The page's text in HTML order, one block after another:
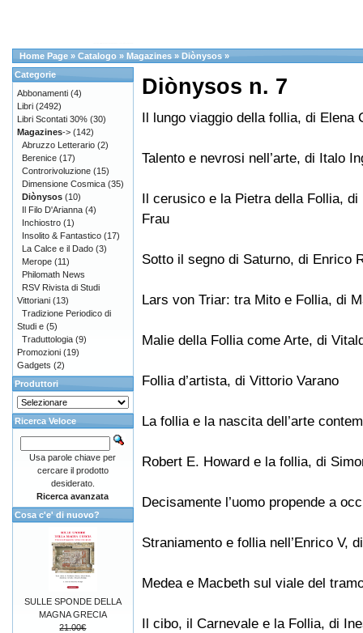
Home Page » Catalogo » Magazines » Diònysos »
Diònysos n. 7
Il lungo viaggio della follia, di Elena
Talento e nevrosi nell’arte, di Italo
Il cerusico e la Pietra della Follia, di
Frau
Sotto il segno di Saturno, di Enrico
Lars von Triar: tra Mito e Follia, di
Malie della Follia come Arte, di
Follia d’artista, di Vittorio Varano
La follia e la nascita dell’arte
Robert E. Howard e la follia, di
Decisamente l’uomo propende a
Straniamento e follia nell’Enrico V,
Medea e Macbeth sul viale del
Il cibo, il Carnevale e la Follia, di
Categorie
Abbonamenti (4)
Libri (2492)
Libri Scontati 30% (30)
Magazines-> (142)
Abruzzo Letterario (2)
Berenice (17)
Controrivoluzione (15)
Dimensione Cosmica (35)
Diònysos (10)
Il Filo D'Arianna (4)
Inchiostro (1)
Insolito & Fantastico (17)
La Calce e il Dado (3)
Merope (11)
Philomath News
RSV Rivista di Studi
Vittoriani (13)
Tradizione Periodico di
Studi e (5)
Traduttologia (9)
Promozioni (19)
Gadgets (2)
Produttori
Ricerca Veloce
Usa parole chiave per
cercare il prodotto
desiderato.
Ricerca avanzata
Cosa c'e' di nuovo?
SULLE SPONDE DELLA
MAGNA GRECIA
21.00€